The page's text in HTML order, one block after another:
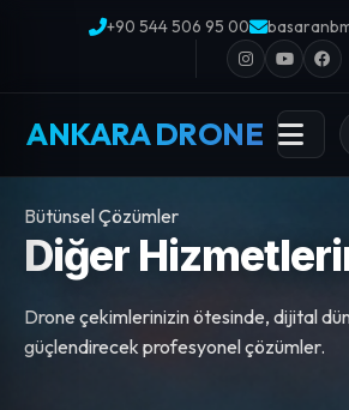
+90 544 506 95 00
ANKARA DRONE
Bütünsel Çözümler
Diğer
Drone çekimlerinizin ötesinde, dijital
güçlendirecek profesyonel çözümler.